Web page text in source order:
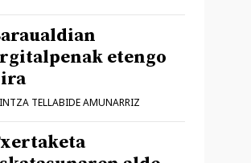
etengo
TELLABIDE AMUNARRIZ